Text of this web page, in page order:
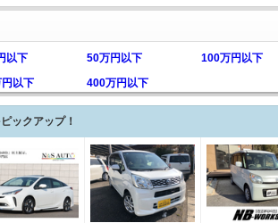
以下 50万円以下
100万円以下
以下 400万円以下
ックアップ！